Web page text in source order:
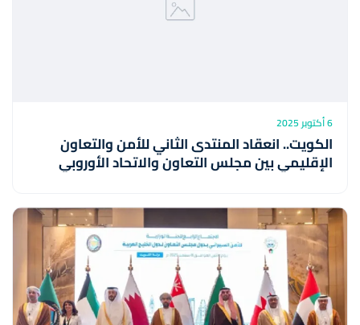
6 أكتوبر 2025
الكويت.. انعقاد المنتدى الثاني للأمن والتعاون
الإقليمي بين مجلس التعاون والاتحاد الأوروبي